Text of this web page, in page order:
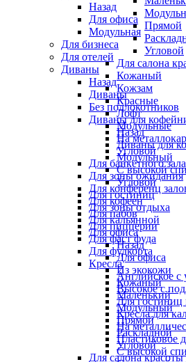
Прямой
Угловой
Для салона
Кожаный
Кожзам
Красные
Лофт
Модульные
На
Угловой
Для банкетного зала
Для зоны ожидания
Для конференц
Для кофеен
Для пабов
Для пиццерии
Для фаст фуда
Для фудкорта
Кресла
Английское с
Высокое с
Для гостиниц
Кресла для
На
Пластиковое
С высокой
Назад
Для офиса
Модульная
Для бизнеса
Для отелей
Диваны
Назад
Диваны
Без подлокотников
Диваны для
Назад
Диваны для
Модульный
С высокой
Угловой
Для гостиниц
Для зоны отдыха
Для кальянной
Для офиса
Назад
Для офиса
Из экокожи
Кожаный
Маленький
Модульный
Прямой
Раскладной
Угловой
Для салона красоты